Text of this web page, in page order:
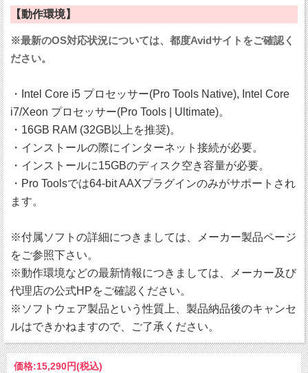
【動作環境】
※最新のOS対応状況については、都度Avidサイトをご確認く
ださい。
・Intel Core i5 プロセッサー(Pro Tools Native), Intel Core
i7/Xeon プロセッサー(Pro Tools | Ultimate)。
・16GB RAM (32GB以上を推奨)。
・インストールの際にインターネット接続が必要。
・インストールに15GBのディスク空き容量が必要。
・Pro Toolsでは64-bit AAXプラグインのみがサポートされ
ます。
※付属ソフトの詳細につきましては、メーカー製品ページ
をご参照下さい。
※動作環境などの最新情報につきましては、メーカー及び
代理店の公式HPをご確認ください。
※ソフトウェア製品という性質上、製品納品後のキャンセ
ルはできかねますので、ご了承ください。
価格:15,290円(税込)